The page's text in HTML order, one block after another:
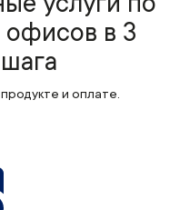
в 3
и оплате.